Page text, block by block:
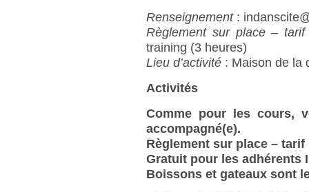
Renseignement:
Règlement sur place – tarif
training (3 heures)
Lieu d’activité : Maison de la
Activités
Comme pour les cours,
accompagné(e).
Règlement sur place –
Gratuit pour les adhérents
Boissons et gateaux sont